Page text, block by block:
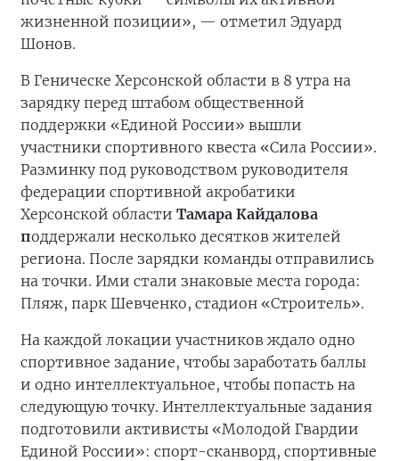
жизненной позиции», — отметил Эдуард
Шонов.
В Геническе Херсонской области в 8 утра на
зарядку перед штабом общественной
поддержки «Единой России» вышли
участники спортивного квеста «Сила России».
Разминку под руководством руководителя
федерации спортивной акробатики
Херсонской области Тамара Кайдалова
поддержали несколько десятков жителей
региона. После зарядки команды отправились
на точки. Ими стали знаковые места города:
Пляж, парк Шевченко, стадион «Строитель».
На каждой локации участников ждало одно
спортивное задание, чтобы заработать баллы
и одно интеллектуальное, чтобы попасть на
следующую точку. Интеллектуальные задания
подготовили активисты «Молодой Гвардии
Единой России»: спорт-сканворд, спортивные